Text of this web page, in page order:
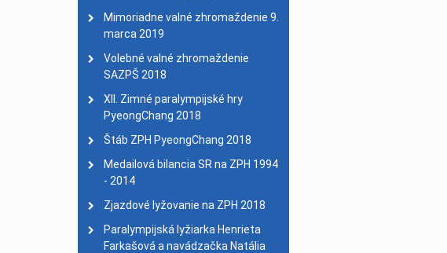
Dvojnásobný majster sveta
28. celoslovenský turistický zraz SAZPŠ
Mimoriadne valné zhromaždenie 9.
marca 2019
Volebné valné zhromaždenie
SAZPŠ 2018
XII. Zimné paralympijské hry
PyeongChang 2018
Štáb ZPH PyeongChang 2018
Medailová bilancia SR na ZPH 1994
- 2014
Zjazdové lyžovanie na ZPH 2018
Paralympijská lyžiarka Henrieta
Farkašová a navádzačka Natália